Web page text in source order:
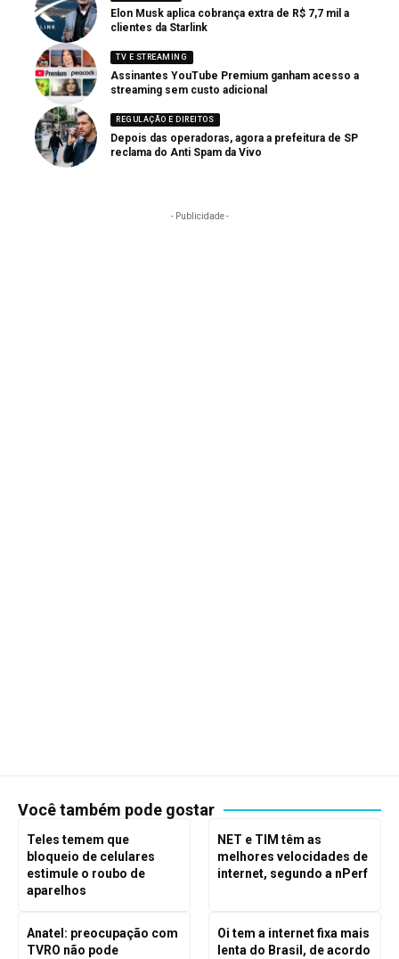
Elon Musk aplica cobrança extra de R$ 7,7 mil a
clientes da Starlink
TV E STREAMING
Assinantes YouTube Premium ganham acesso a
streaming sem custo adicional
REGULAÇÃO E DIREITOS
Depois das operadoras, agora a prefeitura de SP
reclama do Anti Spam da Vivo
- Publicidade -
Você também pode gostar
Teles temem que
bloqueio de celulares
estimule o roubo de
aparelhos
NET e TIM têm as
melhores velocidades de
internet, segundo a nPerf
Anatel: preocupação com
TVRO não pode
Oi tem a internet fixa mais
lenta do Brasil, de acordo